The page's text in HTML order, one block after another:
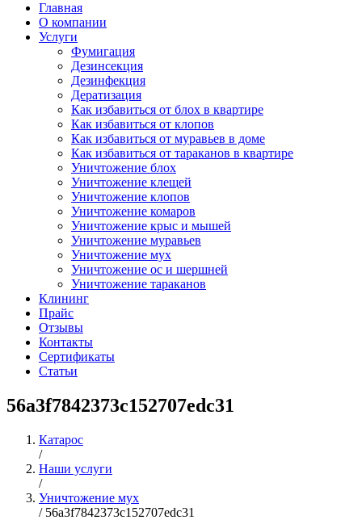
Главная
О компании
Услуги
Фумигация
Дезинсекция
Дезинфекция
Дератизация
Как избавиться от блох в квартире
Как избавиться от клопов
Как избавиться от муравьев в доме
Как избавиться от тараканов в квартире
Уничтожение блох
Уничтожение клещей
Уничтожение клопов
Уничтожение комаров
Уничтожение крыс и мышей
Уничтожение муравьев
Уничтожение мух
Уничтожение ос и шершней
Уничтожение тараканов
Клининг
Прайс
Отзывы
Контакты
Сертификаты
Статьи
56a3f7842373c152707edc31
Катарос
/
Наши услуги
/
Уничтожение мух
/ 56a3f7842373c152707edc31